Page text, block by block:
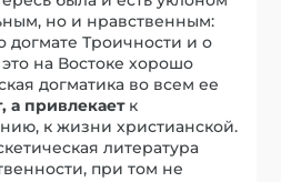
но и нравственным:
догмате Троичности и о
на Востоке хорошо
догматика во всем ее
а привлекаетк
к жизни христианской.
литература
при том не